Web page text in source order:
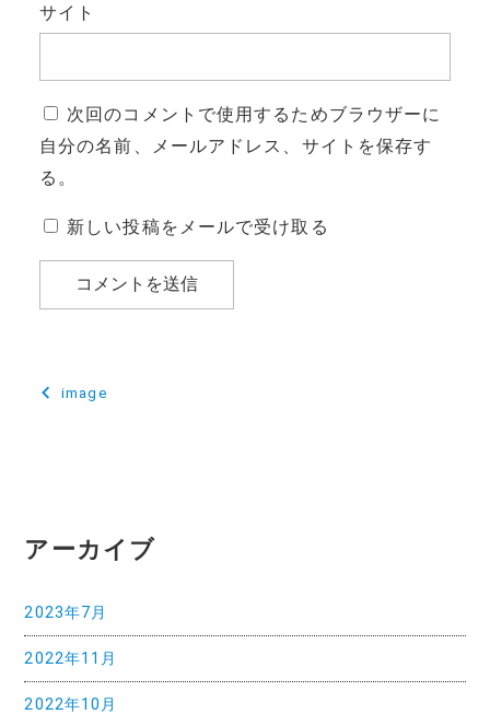
サイト
次回のコメントで使用するためブラウザーに
自分の名前、メールアドレス、サイトを保存す
る。
新しい投稿をメールで受け取る
投
ゲ
シ
ョ
ン
image
アーカイブ
2023年7月
2022年11月
2022年10月